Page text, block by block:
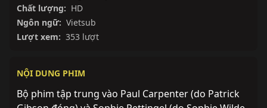
Chất lượng: HD
Ngôn ngữ: Vietsub
Lượt xem: 353 lượt
NỘI DUNG PHIM
Bộ phim tập trung vào Paul Carpenter (do Patrick